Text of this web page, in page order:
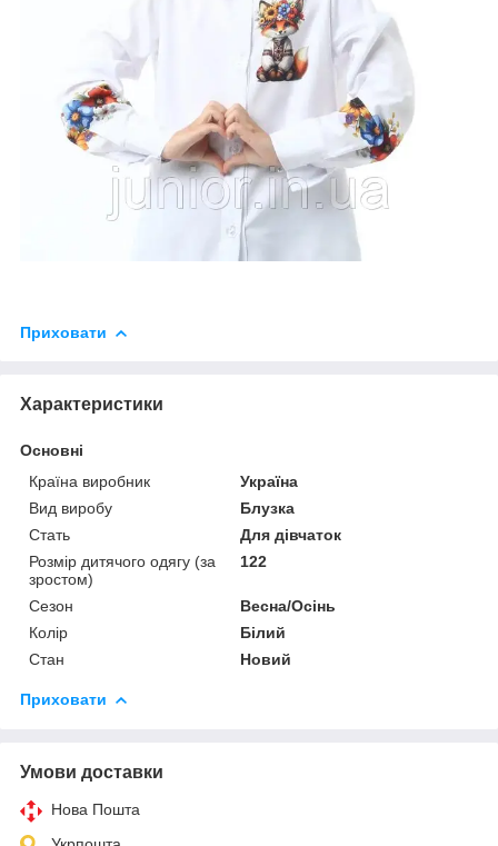
Приховати
Характеристики
Основні
Країна виробник
Україна
Вид виробу
Блузка
Стать
Для дівчаток
Розмір дитячого одягу (за
зростом)
122
Сезон
Весна/Осінь
Колір
Білий
Стан
Новий
Приховати
Умови доставки
Нова Пошта